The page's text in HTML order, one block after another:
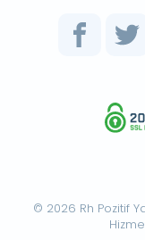
© 2026 Rh Pozitif